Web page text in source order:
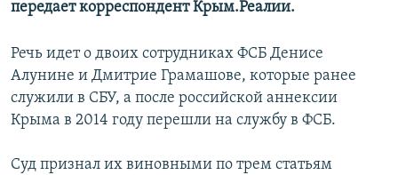
передает корреспондент Крым.Реалии.
Речь идет о двоих сотрудниках ФСБ Денисе
Алунине и Дмитрие Грамашове, которые ранее
служили в СБУ, а после российской аннексии
Крыма в 2014 году перешли на службу в ФСБ.
Суд признал их виновными по трем статьям